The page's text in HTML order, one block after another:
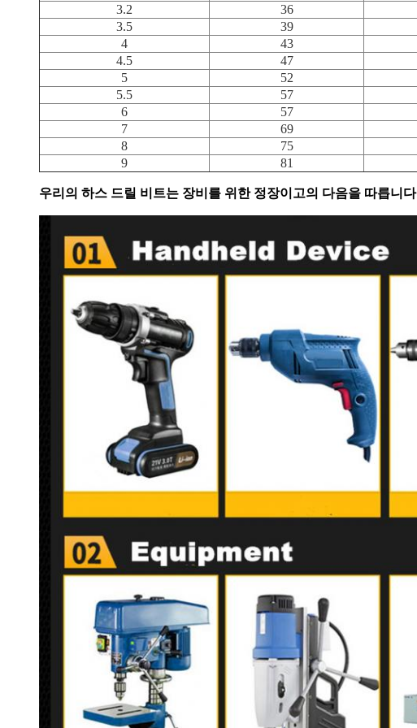
3.2 36
3.5
39
4
43
4.5
47
5
52
5.5
57
6
57
7
69
8
75
9
81
우리의 하스 드릴 비트는 장비를 위한 정장이고의 다음을 따릅니다